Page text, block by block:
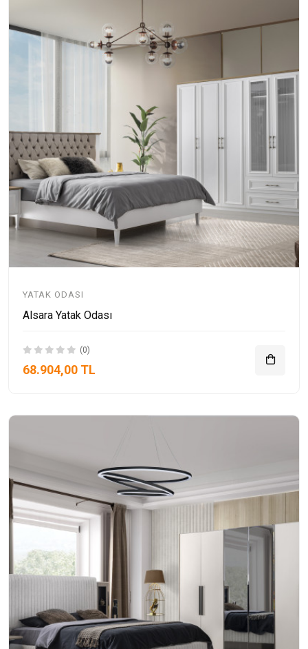
YATAK ODASI
Alsara Yatak Odası
(0)
68.904,00 TL